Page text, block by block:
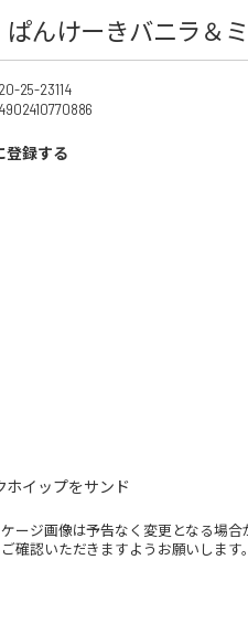
んけーきバニラ＆
20-25-23114
4902410770886
登録する
ホイップをサンド
ジ画像は予告なく変更となる場
確認いただきますようお願いします。